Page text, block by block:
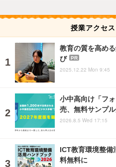
授業アクセ
教育の質を高め
び
PR
2025.12.22 Mon 9:45
小中高向け「フ
売、無料サンプ
2026.8.5 Wed 17:15
ICT教育環境整備
料無料に